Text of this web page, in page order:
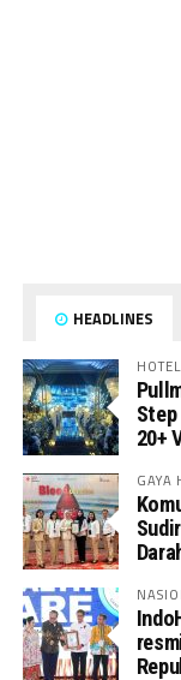
HEADLINES
HOTEL
20+
GAYA